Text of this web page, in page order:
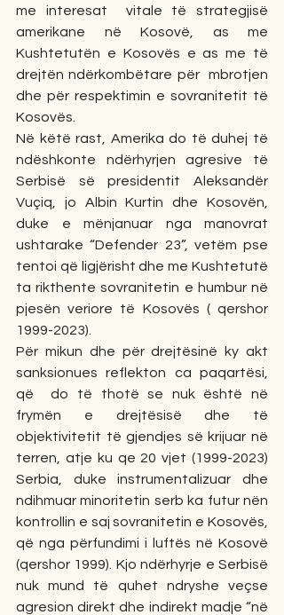
me interesat  vitale të strategjisë
amerikane në Kosovë, as me
Kushtetutën e Kosovës e as me të
drejtën ndërkombëtare për  mbrotjen
dhe për respektimin e sovranitetit të
Kosovës.
Në këtë rast, Amerika do të duhej të
ndëshkonte ndërhyrjen agresive të
Serbisë së presidentit Aleksandër
Vuçiq, jo Albin Kurtin dhe Kosovën,
duke e mënjanuar nga manovrat
ushtarake “Defender 23”, vetëm pse
tentoi që ligjërisht dhe me Kushtetutë
ta rikthente sovranitetin e humbur në
pjesën veriore të Kosovës ( qershor
1999-2023).
Për mikun dhe për drejtësinë ky akt
sanksionues reflekton ca paqartësi,
që  do të thotë se nuk është në
frymën e drejtësisë dhe të
objektivitetit të gjendjes së krijuar në
terren, atje ku qe 20 vjet (1999-2023)
Serbia, duke instrumentalizuar dhe
ndihmuar minoritetin serb ka futur nën
kontrollin e saj sovranitetin e Kosovës,
që nga përfundimi i luftës në Kosovë
(qershor 1999). Kjo ndërhyrje e Serbisë
nuk mund të quhet ndryshe veçse
agresion direkt dhe indirekt madje “në